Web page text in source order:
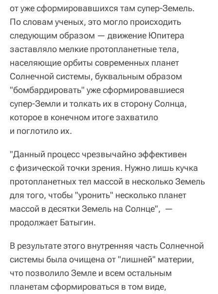
от уже сформировавшихся там супер-Земель.
По словам ученых, это могло происходить
следующим образом — движение Юпитера
заставляло мелкие протопланетные тела,
населяющие орбиты современных планет
Солнечной системы, буквальным образом
"бомбардировать" уже сформировавшиеся
супер-Земли и толкать их в сторону Солнца,
которое в конечном итоге захватило
и поглотило их.
"Данный процесс чрезвычайно эффективен
с физической точки зрения. Нужно лишь кучка
протопланетных тел массой в несколько Земель
для того, чтобы "уронить" несколько планет
массой в десятки Земель на Солнце", —
продолжает Батыгин.
В результате этого внутренняя часть Солнечной
системы была очищена от "лишней" материи,
что позволило Земле и всем остальным
планетам сформироваться в том виде,